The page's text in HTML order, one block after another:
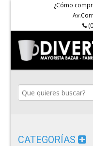
¿Cómo
CATEGORÍAS